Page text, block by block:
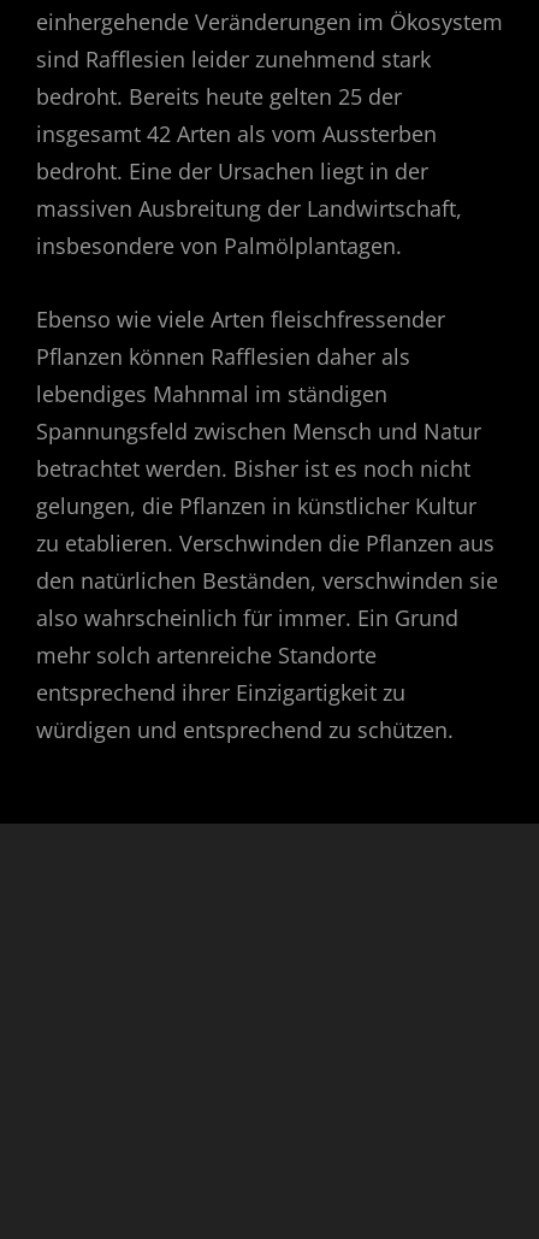
einhergehende Veränderungen im Ökosystem
sind Rafflesien leider zunehmend stark
bedroht. Bereits heute gelten 25 der
insgesamt 42 Arten als vom Aussterben
bedroht. Eine der Ursachen liegt in der
massiven Ausbreitung der Landwirtschaft,
insbesondere von Palmölplantagen.
Ebenso wie viele Arten fleischfressender
Pflanzen können Rafflesien daher als
lebendiges Mahnmal im ständigen
Spannungsfeld zwischen Mensch und Natur
betrachtet werden. Bisher ist es noch nicht
gelungen, die Pflanzen in künstlicher Kultur
zu etablieren. Verschwinden die Pflanzen aus
den natürlichen Beständen, verschwinden sie
also wahrscheinlich für immer. Ein Grund
mehr solch artenreiche Standorte
entsprechend ihrer Einzigartigkeit zu
würdigen und entsprechend zu schützen.